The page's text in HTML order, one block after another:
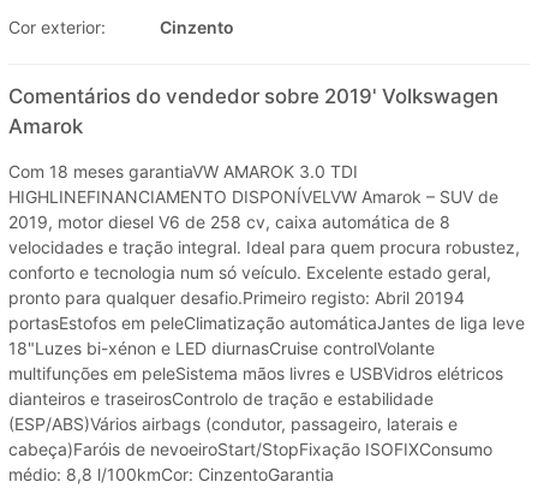
Cor exterior:
Cinzento
Comentários do vendedor sobre 2019' Volkswagen
Amarok
Com 18 meses garantiaVW AMAROK 3.0 TDI
HIGHLINEFINANCIAMENTO DISPONÍVELVW Amarok – SUV de
2019, motor diesel V6 de 258 cv, caixa automática de 8
velocidades e tração integral. Ideal para quem procura robustez,
conforto e tecnologia num só veículo. Excelente estado geral,
pronto para qualquer desafio.Primeiro registo: Abril 20194
portasEstofos em peleClimatização automáticaJantes de liga leve
18"Luzes bi-xénon e LED diurnasCruise controlVolante
multifunções em peleSistema mãos livres e USBVidros elétricos
dianteiros e traseirosControlo de tração e estabilidade
(ESP/ABS)Vários airbags (condutor, passageiro, laterais e
cabeça)Faróis de nevoeiroStart/StopFixação ISOFIXConsumo
médio: 8,8 l/100kmCor: CinzentoGarantia